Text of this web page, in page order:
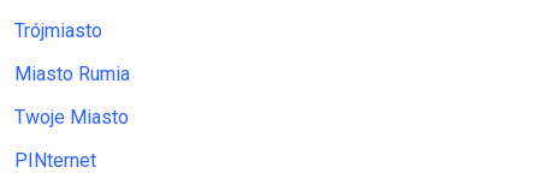
Trójmiasto
Miasto Rumia
Twoje Miasto
PINternet